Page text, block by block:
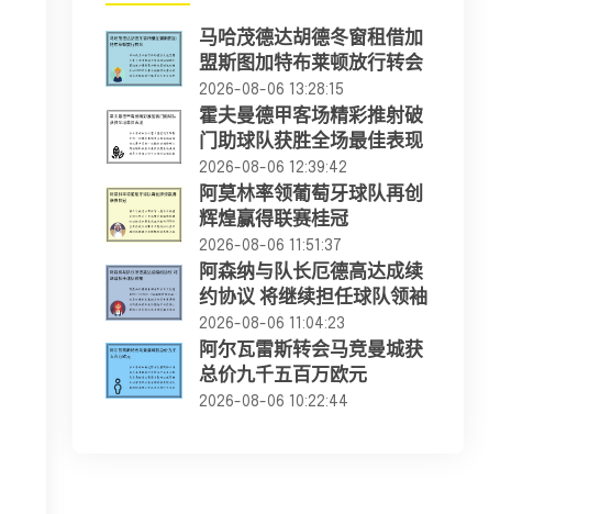
马哈茂德达胡德冬窗租借加
盟斯图加特布莱顿放行转会
2026-08-06 13:28:15
霍夫曼德甲客场精彩推射破
门助球队获胜全场最佳表现
2026-08-06 12:39:42
阿莫林率领葡萄牙球队再创
辉煌赢得联赛桂冠
2026-08-06 11:51:37
阿森纳与队长厄德高达成续
约协议 将继续担任球队领袖
2026-08-06 11:04:23
阿尔瓦雷斯转会马竞曼城获
总价九千五百万欧元
2026-08-06 10:22:44